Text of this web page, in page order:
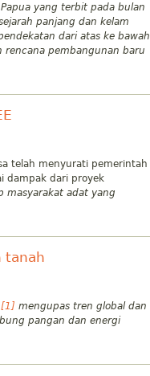
yang terbit pada bulan
panjang dan kelam
dari atas ke bawah
rencana pembangunan baru
telah menyurati pemerintah
dampak dari proyek
masyarakat adat yang
tanah
[1] mengupas tren global dan
pangan dan energi